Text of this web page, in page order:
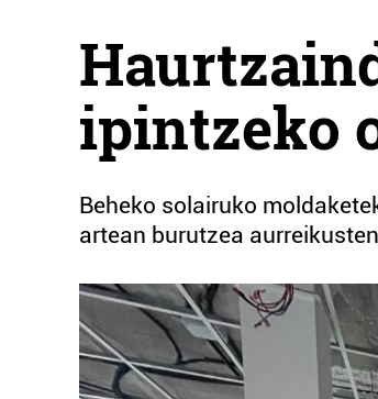
ipintzeko
Beheko solairuko
artean burutzea